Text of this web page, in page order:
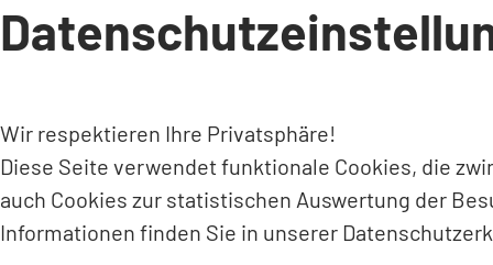
INHALT ANSPRINGEN
Wir respektieren Ihre Privatsphäre!
Diese Seite verwendet funktionale Cookies, die
auch Cookies zur statistischen Auswertung der
Informationen finden Sie in unserer